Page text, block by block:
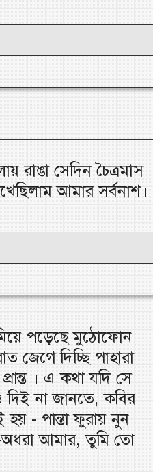
রাঙা সেদিন চৈত্রমাস
আমার সর্বনাশ।
পড়েছে মুঠোফোন
জেগে দিচ্ছি পাহারা
। এ কথা যদি সে
না জানতে, কবির
- পান্তা ফুরায় নুন
আমার, তুমি তো